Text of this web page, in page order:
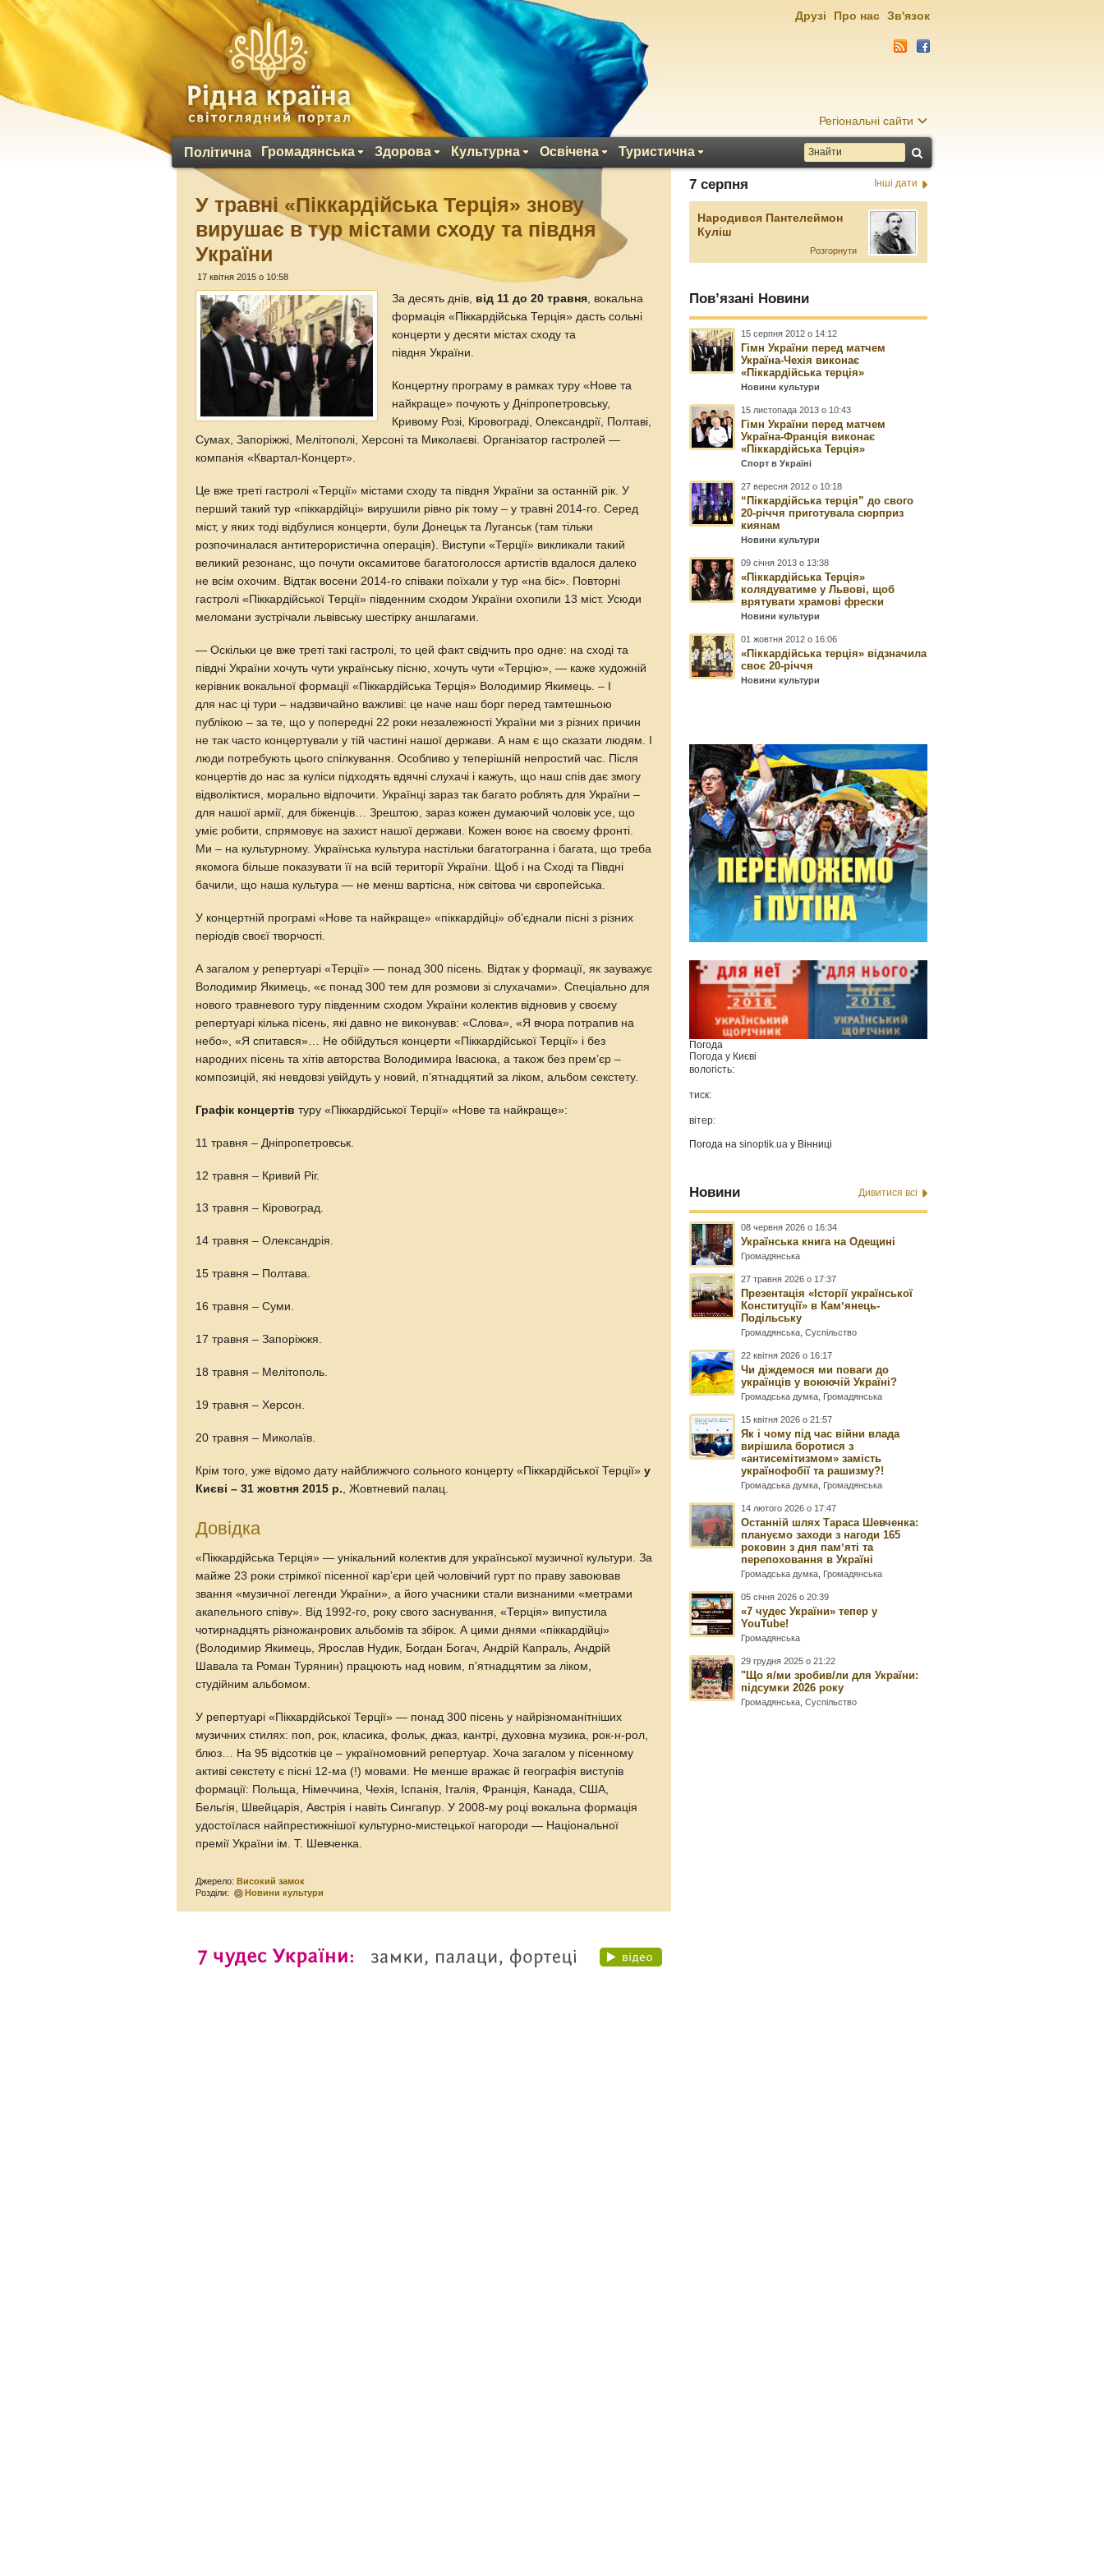
Регіональні сайти
Політична Громадянська Здорова Культурна Освічена Туристична
Друзі Про нас Зв'язок
У травні «Піккардійська Терція» знову
вирушає в тур містами сходу та півдня
України
17 квітня 2015 о 10:58
За десять днів, від 11 до 20 травня, вокальна
формація «Піккардійська Терція» дасть сольні
концерти у десяти містах сходу та
півдня України.
Концертну програму в рамках туру «Нове та
найкраще» почують у Дніпропетровську,
Кривому Розі, Кіровограді, Олександрії, Полтаві,
Сумах, Запоріжжі, Мелітополі, Херсоні та Миколаєві. Організатор гастролей —
компанія «Квартал-Концерт».
Це вже треті гастролі «Терції» містами сходу та півдня України за останній рік. У
перший такий тур «піккардійці» вирушили рівно рік тому – у травні 2014-го. Серед
міст, у яких тоді відбулися концерти, були Донецьк та Луганськ (там тільки
розпочиналася антитерористична операція). Виступи «Терції» викликали такий
великий резонанс, що почути оксамитове багатоголосся артистів вдалося далеко
не всім охочим. Відтак восени 2014-го співаки поїхали у тур «на біс». Повторні
гастролі «Піккардійської Терції» південним сходом України охопили 13 міст. Усюди
меломани зустрічали львівську шестірку аншлагами.
— Оскільки це вже треті такі гастролі, то цей факт свідчить про одне: на сході та
півдні України хочуть чути українську пісню, хочуть чути «Терцію», — каже художній
керівник вокальної формації «Піккардійська Терція» Володимир Якимець. – І
для нас ці тури – надзвичайно важливі: це наче наш борг перед тамтешньою
публікою – за те, що у попередні 22 роки незалежності України ми з різних причин
не так часто концертували у тій частині нашої держави. А нам є що сказати людям. І
люди потребують цього спілкування. Особливо у теперішній непростий час. Після
концертів до нас за куліси підходять вдячні слухачі і кажуть, що наш спів дає змогу
відволіктися, морально відпочити. Українці зараз так багато роблять для України –
для нашої армії, для біженців… Зрештою, зараз кожен думаючий чоловік усе, що
уміє робити, спрямовує на захист нашої держави. Кожен воює на своєму фронті.
Ми – на культурному. Українська культура настільки багатогранна і багата, що треба
якомога більше показувати її на всій території України. Щоб і на Сході та Півдні
бачили, що наша культура — не менш вартісна, ніж світова чи європейська.
У концертній програмі «Нове та найкраще» «піккардійці» об’єднали пісні з різних
періодів своєї творчості.
А загалом у репертуарі «Терції» — понад 300 пісень. Відтак у формації, як зауважує
Володимир Якимець, «є понад 300 тем для розмови зі слухачами». Спеціально для
нового травневого туру південним сходом України колектив відновив у своєму
репертуарі кілька пісень, які давно не виконував: «Слова», «Я вчора потрапив на
небо», «Я спитався»… Не обійдуться концерти «Піккардійської Терції» і без
народних пісень та хітів авторства Володимира Івасюка, а також без прем’єр –
композицій, які невдовзі увійдуть у новий, п’ятнадцятий за ліком, альбом секстету.
Графік концертів туру «Піккардійської Терції» «Нове та найкраще»:
11 травня – Дніпропетровськ.
12 травня – Кривий Ріг.
13 травня – Кіровоград.
14 травня – Олександрія.
15 травня – Полтава.
16 травня – Суми.
17 травня – Запоріжжя.
18 травня – Мелітополь.
19 травня – Херсон.
20 травня – Миколаїв.
Крім того, уже відомо дату найближчого сольного концерту «Піккардійської Терції»у
Києві – 31 жовтня 2015 р. , Жовтневий палац.
Довідка
«Піккардійська Терція» — унікальний колектив для української музичної культури. За
майже 23 роки стрімкої пісенної кар’єри цей чоловічий гурт по праву завоював
звання «музичної легенди України», а його учасники стали визнаними «метрами
акапельного співу». Від 1992-го, року свого заснування, «Терція» випустила
чотирнадцять різножанрових альбомів та збірок. А цими днями «піккардійці»
(Володимир Якимець, Ярослав Нудик, Богдан Богач, Андрій Капраль, Андрій
Шавала та Роман Турянин) працюють над новим, п’ятнадцятим за ліком,
студійним альбомом.
У репертуарі «Піккардійської Терції» — понад 300 пісень у найрізноманітніших
музичних стилях: поп, рок, класика, фольк, джаз, кантрі, духовна музика, рок-н-рол,
блюз… На 95 відсотків це – україномовний репертуар. Хоча загалом у пісенному
активі секстету є пісні 12-ма (!) мовами. Не менше вражає й географія виступів
формації: Польща, Німеччина, Чехія, Іспанія, Італія, Франція, Канада, США,
Бельгія, Швейцарія, Австрія і навіть Сингапур. У 2008-му році вокальна формація
удостоїлася найпрестижнішої культурно-мистецької нагороди — Національної
премії України ім. Т. Шевченка.
Джерело:Високий замок
Розділи:
Новини культури
7 серпня Інші дати
Народився Пантелеймон
Куліш
Розгорнути
Пов’язані Новини
15 серпня 2012 о 14:12
Гімн України перед матчем
Україна-Чехія виконає
«Піккардійська терція»
Новини культури
15 листопада 2013 о 10:43
Гімн України перед матчем
Україна-Франція виконає
«Піккардійська Терція»
Спорт в Україні
27 вересня 2012 о 10:18
“Піккардійська терція” до свого
20-річчя приготувала сюрприз
киянам
Новини культури
09 січня 2013 о 13:38
«Піккардійська Терція»
колядуватиме у Львові, щоб
врятувати храмові фрески
Новини культури
01 жовтня 2012 о 16:06
«Піккардійська терція» відзначила
своє 20-річчя
Новини культури
Погода
Погода у Києві
вологість:
тиск:
вітер:
Погода наsinoptik.ua у Вінниці
Новини Дивитися всі
08 червня 2026 о 16:34
Українська книга на Одещині
Громадянська
27 травня 2026 о 17:37
Презентація «Історії української
Конституції» в Камʼянець-
Подільську
Громадянська ,Суспільство
22 квітня 2026 о 16:17
Чи діждемося ми поваги до
українців у воюючій Україні?
Громадська думка Громадянська
15 квітня 2026 о 21:57
Як і чому під час війни влада
вирішила боротися з
«антисемітизмом» замість
українофобії та рашизму?!
Громадська думка Громадянська
14 лютого 2026 о 17:47
Останній шлях Тараса Шевченка:
плануємо заходи з нагоди 165
роковин з дня памʼяті та
перепоховання в Україні
Громадська думка Громадянська
05 січня 2026 о 20:39
«7 чудес України» тепер у
YouTube!
Громадянська
29 грудня 2025 о 21:22
"Що я/ми зробив/ли для України:
підсумки 2026 року
Громадянська ,Суспільство